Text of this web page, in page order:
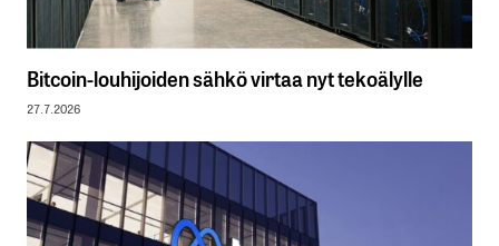
Bitcoin-louhijoiden sähkö virtaa nyt tekoälylle
27.7.2026